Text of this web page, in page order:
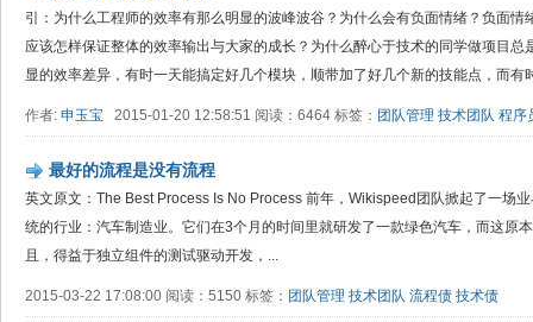
引：为什么工程师的效率有那么明显的波峰波谷？为什么会有负面情绪？负面
应该怎样保证整体的效率输出与大家的成长？为什么醉心于技术的同学做项目总
显的效率差异，有时一天能搞定好几个模块，顺带加了好几个新的技能点，而有
作者: 申玉宝 2015-01-20 12:58:51 阅读：6464 标签： 团队管理 技术团队 程序
最好的流程是没有流程
英文原文：The Best Process Is No Process 前年，Wikispeed团队掀起了一场
统的行业：汽车制造业。它们在3个月的时间里就研发了一款绿色汽车，而这原
且，得益于独立组件的测试驱动开发，...
2015-03-22 17:08:00 阅读：5150 标签： 团队管理 技术团队 流程债 技术债